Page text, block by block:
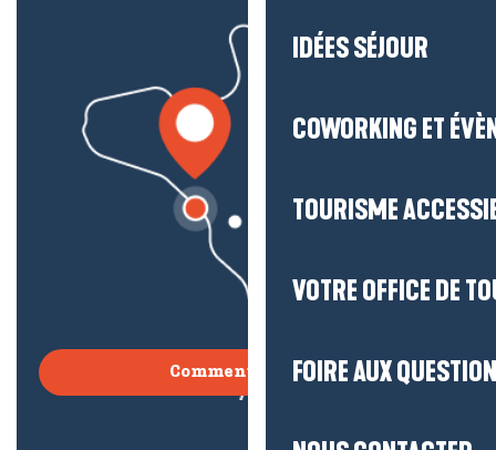
IDÉES SÉJOUR
COWORKING ET
TOURISME
VOTRE OFFICE DE
FOIRE AUX
Comment venir ?